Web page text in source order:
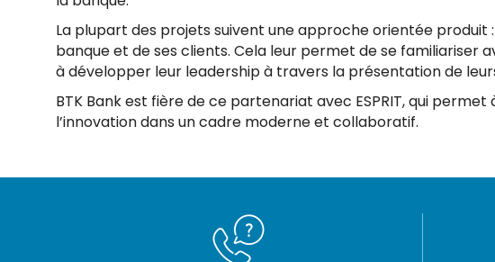
La plupart des projets suivent une approche orientée produit
banque et de ses clients. Cela leur permet de se familiariser
à développer leur leadership à travers la présentation de
BTK Bank est fière de ce partenariat avec ESPRIT, qui
l’innovation dans un cadre moderne et collaboratif.